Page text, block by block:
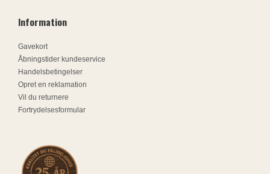
Information
Gavekort
Åbningstider kundeservice
Handelsbetingelser
Opret en reklamation
Vil du returnere
Fortrydelsesformular